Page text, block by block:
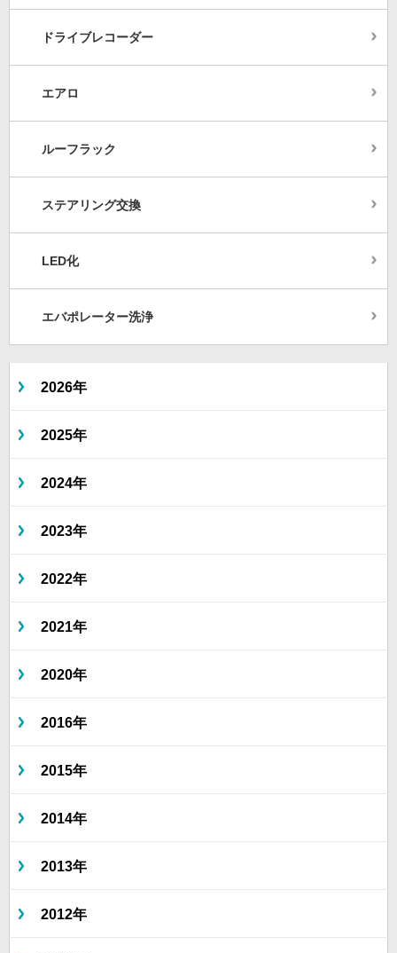
ドライブレコーダー
エアロ
ルーフラック
ステアリング交換
LED化
エバポレーター洗浄
2026年
2025年
2024年
2023年
2022年
2021年
2020年
2016年
2015年
2014年
2013年
2012年